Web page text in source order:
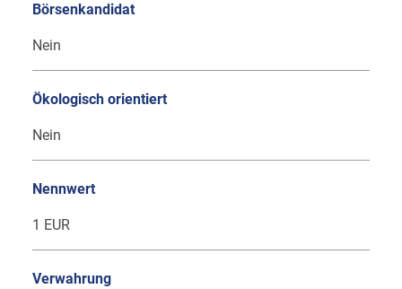
Börsenkandidat
Nein
Ökologisch orientiert
Nein
Nennwert
1 EUR
Verwahrung